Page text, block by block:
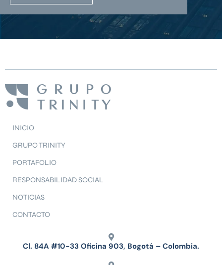
INICIO
GRUPO TRINITY
PORTAFOLIO
RESPONSABILIDAD SOCIAL
NOTICIAS
CONTACTO
Cl. 84A #10-33 Oficina 903, Bogotá – Colombia.